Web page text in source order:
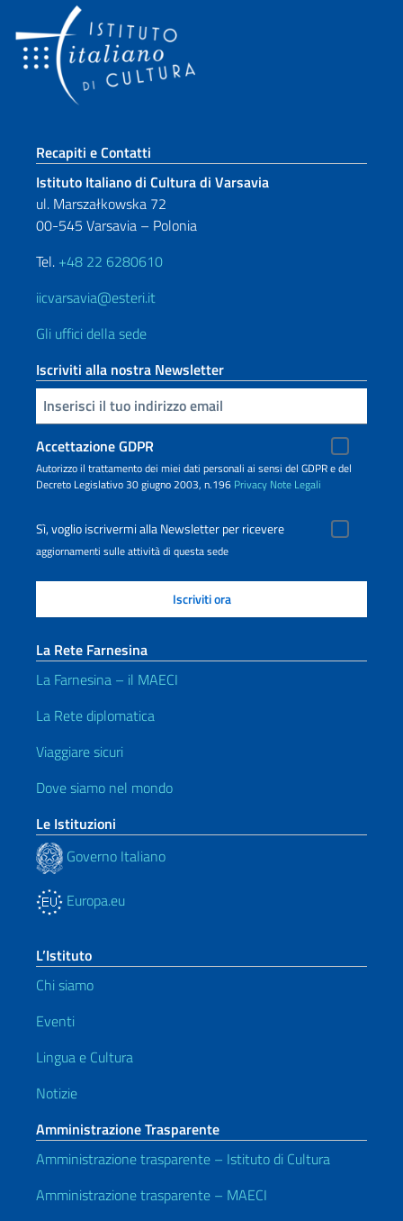
Sezione footer
Recapiti e Contatti
Istituto Italiano di Cultura di Varsavia
ul. Marszałkowska 72
00-545 Varsavia – Polonia
Tel. +48 22 6280610
iicvarsavia@esteri.it
Gli uffici della sede
Iscriviti alla nostra Newsletter
Inserisci la tua email
Accettazione GDPR
Autorizzo il trattamento dei miei dati personali ai sensi del GDPR e del
Decreto Legislativo 30 giugno 2003, n.196 Privacy Note Legali
Sì, voglio iscrivermi alla Newsletter per ricevere
aggiornamenti sulle attività di questa sede
La Rete Farnesina
La Farnesina – il MAECI
La Rete diplomatica
Viaggiare sicuri
Dove siamo nel mondo
Le Istituzioni
Governo Italiano
Europa.eu
L’Istituto
Chi siamo
Eventi
Lingua e Cultura
Notizie
Amministrazione Trasparente
Amministrazione trasparente – Istituto di Cultura
Amministrazione trasparente – MAECI